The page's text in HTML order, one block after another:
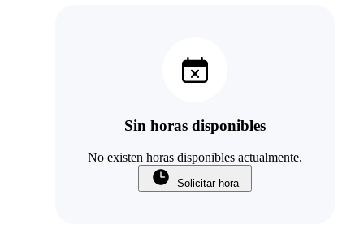
Sin horas disponibles
No existen horas disponibles actualmente.
Solicitar hora